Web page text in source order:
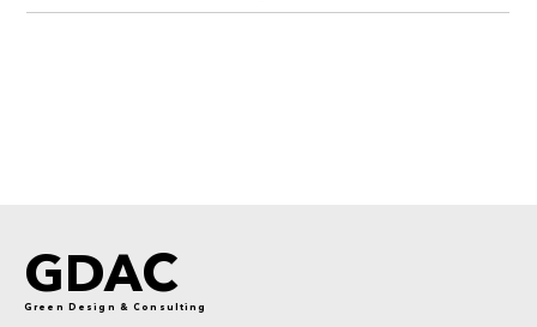
GDAC
Green Design & Consulting